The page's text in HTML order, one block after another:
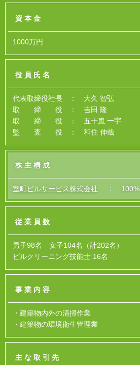
資本金
1000万円
役員氏名
代表取締役社長 ： 大久 智弘
取 締 役 ： 吉田 隆
取 締 役 ： 五十嵐 一宇
監 査 役 ： 和住 伸哉
株主構成
室町ビルサービス株式会社 ： 100%
従業員数
男子98名 女子104名（計202名）
ビルクリーニング技能士 16名
事業内容
・建築物内外の清掃作業
・建築物の環境衛生管理業
主な取引先